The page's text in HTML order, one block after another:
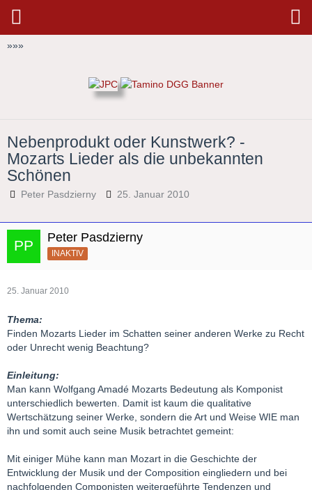
»»»
Nebenprodukt oder Kunstwerk? -
Mozarts Lieder als die unbekannten
Schönen
Peter Pasdzierny 25. Januar 2010
Peter Pasdzierny
INAKTIV
25. Januar 2010
Thema:
Finden Mozarts Lieder im Schatten seiner anderen Werke zu Recht
oder Unrecht wenig Beachtung?
Einleitung:
Man kann Wolfgang Amadé Mozarts Bedeutung als Komponist
unterschiedlich bewerten. Damit ist kaum die qualitative
Wertschätzung seiner Werke, sondern die Art und Weise WIE man
ihn und somit auch seine Musik betrachtet gemeint:
Mit einiger Mühe kann man Mozart in die Geschichte der
Entwicklung der Musik und der Composition eingliedern und bei
nachfolgenden Componisten weitergeführte Tendenzen und